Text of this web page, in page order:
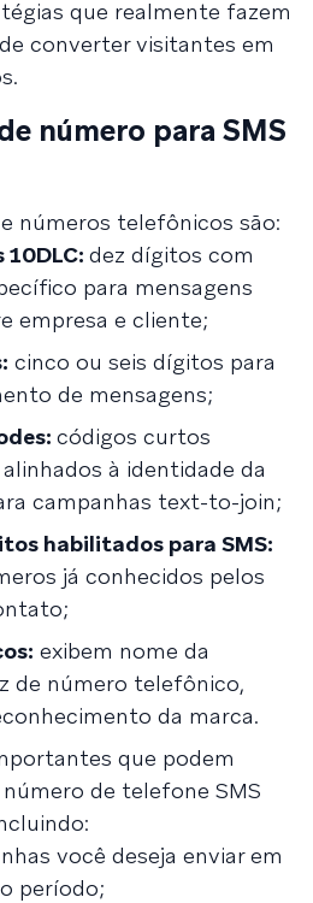
que realmente fazem
converter visitantes em
número para SMS
números telefônicos são:
dez dígitos com
para mensagens
empresa e cliente;
cinco ou seis dígitos para
de mensagens;
códigos curtos
à identidade da
campanhas text-to-join;
habilitados para SMS:
já conhecidos pelos
exibem nome da
de número telefônico,
da marca.
que podem
de telefone SMS
você deseja enviar em
período;